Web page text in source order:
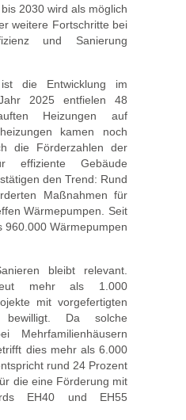
2030 wird als möglich
weitere Fortschritte bei
und Sanierung
die Entwicklung im
2025 entfielen 48
Heizungen auf
kamen noch
die Förderzahlen der
effiziente Gebäude
den Trend: Rund
Maßnahmen für
Wärmepumpen. Seit
960.000 Wärmepumpen
bleibt relevant.
mehr als 1.000
mit vorgefertigten
bewilligt. Da solche
Mehrfamilienhäusern
dies mehr als 6.000
rund 24 Prozent
die eine Förderung mit
EH40 und EH55